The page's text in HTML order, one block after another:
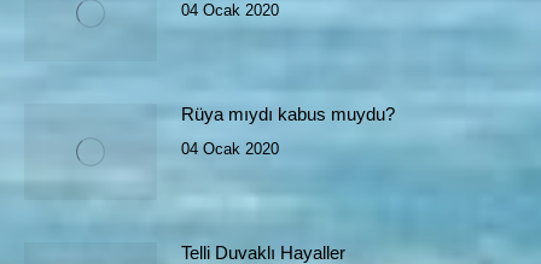
04 Ocak 2020
Rüya mıydı kabus muydu?
04 Ocak 2020
Telli Duvaklı Hayaller